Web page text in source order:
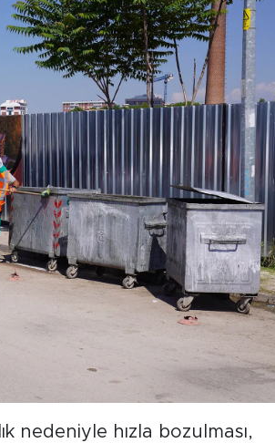
nedeniyle hızla bozulması,